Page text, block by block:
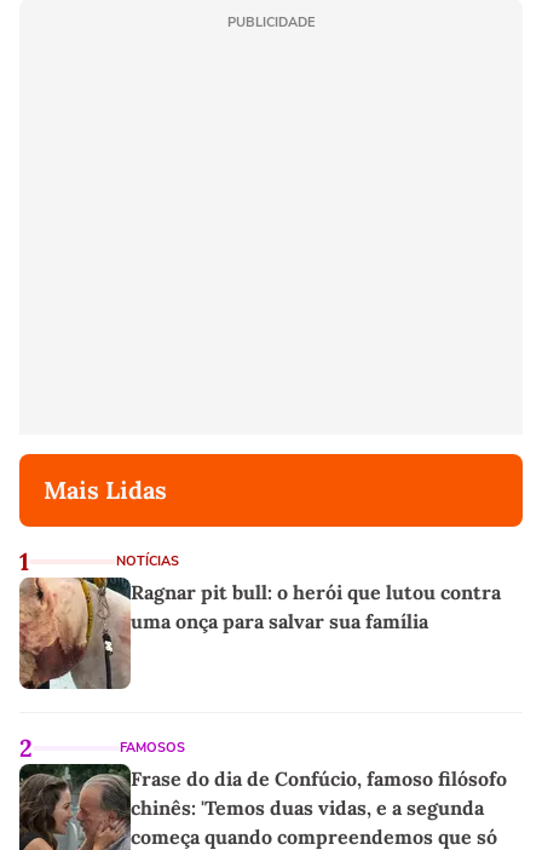
PUBLICIDADE
Mais Lidas
1 NOTÍCIAS
Ragnar pit bull: o herói que lutou contra
uma onça para salvar sua família
2 FAMOSOS
Frase do dia de Confúcio, famoso filósofo
chinês: 'Temos duas vidas, e a segunda
começa quando compreendemos que só